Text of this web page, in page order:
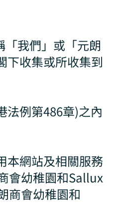
我們」或「元朗
下收集或所收集到
法例第486章)之內
本網站及相關服務
會幼稚園和Sallux
商會幼稚園和